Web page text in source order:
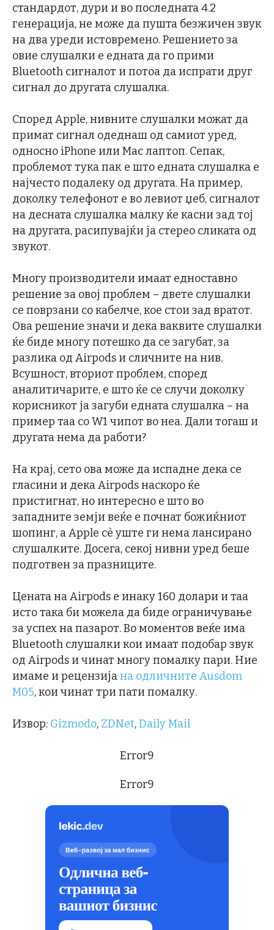
стандардот, дури и во последната 4.2
генерација, не може да пушта безжичен звук
на два уреди истовремено. Решението за
овие слушалки е едната да го прими
Bluetooth сигналот и потоа да испрати друг
сигнал до другата слушалка.
Според Apple, нивните слушалки можат да
примат сигнал одеднаш од самиот уред,
односно iPhone или Mac лаптоп. Сепак,
проблемот тука пак е што едната слушалка е
најчесто подалеку од другата. На пример,
доколку телефонот е во левиот џеб, сигналот
на десната слушалка малку ќе касни зад тој
на другата, расипувајќи ја стерео сликата од
звукот.
Многу производители имаат едноставно
решение за овој проблем – двете слушалки
се поврзани со кабелче, кое стои зад вратот.
Ова решение значи и дека ваквите слушалки
ќе биде многу потешко да се загубат, за
разлика од Airpods и сличните на нив.
Всушност, вториот проблем, според
аналитичарите, е што ќе се случи доколку
корисникот ја загуби едната слушалка – на
пример таа со W1 чипот во неа. Дали тогаш и
другата нема да работи?
На крај, сето ова може да испадне дека се
гласини и дека Airpods наскоро ќе
пристигнат, но интересно е што во
западните земји веќе е почнат божиќниот
шопинг, а Apple сѐ уште ги нема лансирано
слушалките. Досега, секој нивни уред беше
подготвен за празниците.
Цената на Airpods е инаку 160 долари и таа
исто така би можела да биде ограничување
за успех на пазарот. Во моментов веќе има
Bluetooth слушалки кои имаат подобар звук
од Airpods и чинат многу помалку пари. Ние
имаме и рецензијана одличните Ausdom
M05, кои чинат три пати помалку.
Извор: Gizmodo, ZDNet,Daily Mail
Error9
Error9